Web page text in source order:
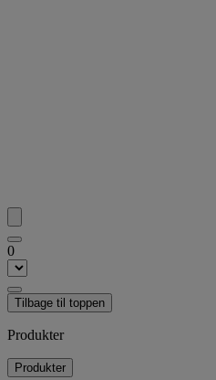
0
Tilbage til toppen
Produkter
Produkter